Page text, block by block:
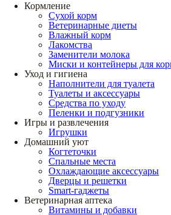
Кормление
Сухой корм
Ветеринарные диеты
Влажный корм
Лакомства
Заменители молока
Миски и контейнеры для
Уход и гигиена
Наполнители для туалета
Туалеты и аксессуары
Средства по уходу
Пеленки и подгузники
Игры и развлечения
Игрушки
Домашний уют
Когтеточки
Спальные места
Охлаждающие аксессуары
Дверцы и решетки
Smart-гаджеты
Ветеринарная аптека
Витамины и добавки